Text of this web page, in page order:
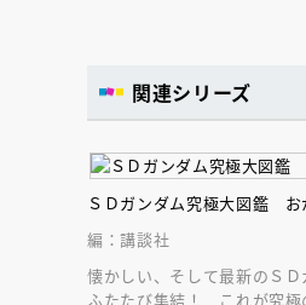
関連シリーズ
ＳＤガンダム究極大図鑑 お
編：講談社
懐かしい、そして最新のＳ
ふたたび集結！ これが究極